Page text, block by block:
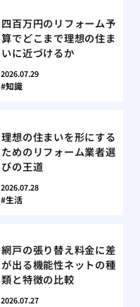
四百万円のリフォーム予
算でどこまで理想の住ま
いに近づけるか
2026.07.29
知識
理想の住まいを形にする
ためのリフォーム業者選
びの王道
2026.07.28
生活
網戸の張り替え料金に差
が出る機能性ネットの種
類と特徴の比較
2026.07.27